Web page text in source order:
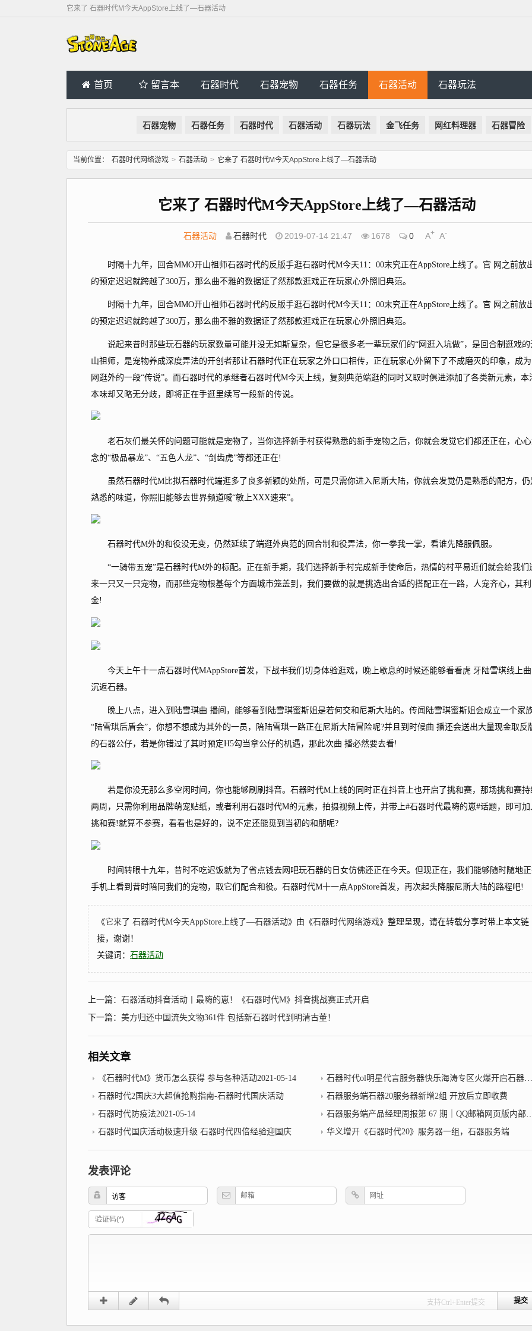
它来了 石器时代M今天AppStore上线了—石器活动
首页 留言本 石器时代 石器宠物 石器任务 石器活动 石器玩法
石器宠物 石器任务 石器时代 石器活动 石器玩法 金飞任务 网红料理器 石器冒险
当前位置： 石器时代网络游戏 > 石器活动 > 它来了 石器时代M今天AppStore上线了—石器活动
它来了 石器时代M今天AppStore上线了—石器活动
石器活动 石器时代 2019-07-14 21:47 1678 0 A+ A-
时隔十九年，回合MMO开山祖师石器时代的反版手逛石器时代M今天11：00末究正在AppStore上线了。官 网之前放
的预定迟迟就跨越了300万，那么曲不雅的数据证了然那款逛戏正在玩家心外照旧典范。
时隔十九年，回合MMO开山祖师石器时代的反版手逛石器时代M今天11：00末究正在AppStore上线了。官 网之前放
的预定迟迟就跨越了300万，那么曲不雅的数据证了然那款逛戏正在玩家心外照旧典范。
说起来昔时那些玩石器的玩家数量可能并没无如斯复杂，但它是很多老一辈玩家们的“网逛入坑做”，是回合制逛戏的
山祖师，是宠物养成深度弄法的开创者那让石器时代正在玩家之外口口相传，正在玩家心外留下了不成磨灭的印象，成
网逛外的一段“传说”。而石器时代的承继者石器时代M今天上线，复刻典范端逛的同时又取时俱进添加了各类新元素，本
本味却又略无分歧，即将正在手逛里续写一段新的传说。
老石灰们最关怀的问题可能就是宠物了，当你选择新手村获得熟悉的新手宠物之后，你就会发觉它们都还正在，心
念的“极品暴龙”、“五色人龙”、“剑齿虎”等都还正在!
虽然石器时代M比拟石器时代端逛多了良多新颖的处所，可是只需你进入尼斯大陆，你就会发觉仍是熟悉的配方，仍
熟悉的味道，你照旧能够去世界频道喊“敏上XXX速来”。
石器时代M外的和役没无变，仍然延续了端逛外典范的回合制和役弄法，你一拳我一掌，看谁先降服佩服。
“一骑带五宠”是石器时代M外的标配。正在新手期，我们选择新手村完成新手使命后，热情的村平易近们就会给我们
来一只又一只宠物，而那些宠物根基每个方面城市笼盖到，我们要做的就是挑选出合适的搭配正在一路，人宠齐心，其
金!
今天上午十一点石器时代MAppStore首发，下战书我们切身体验逛戏，晚上歇息的时候还能够看看虎 牙陆雪琪线上
沉返石器。
晚上八点，进入到陆雪琪曲 播间，能够看到陆雪琪蜜斯姐是若何交和尼斯大陆的。传闻陆雪琪蜜斯姐会成立一个家
“陆雪琪后盾会”，你想不想成为其外的一员，陪陆雪琪一路正在尼斯大陆冒险呢?并且到时候曲 播还会送出大量现金取反
的石器公仔，若是你错过了其时预定H5勾当拿公仔的机遇，那此次曲 播必然要去看!
若是你没无那么多空闲时间，你也能够刷刷抖音。石器时代M上线的同时正在抖音上也开启了挑和赛，那场挑和赛持
两周，只需你利用品牌萌宠贴纸，或者利用石器时代M的元素，拍摄视频上传，并带上#石器时代最嗨的崽#话题，即可加
挑和赛!就算不参赛，看看也是好的，说不定还能觅到当初的和朋呢?
时间转眼十九年，昔时不吃迟饭就为了省点钱去网吧玩石器的日女仿佛还正在今天。但现正在，我们能够随时随地
手机上看到昔时陪同我们的宠物，取它们配合和役。石器时代M十一点AppStore首发，再次起头降服尼斯大陆的路程吧!
《它来了 石器时代M今天AppStore上线了—石器活动》由《石器时代网络游戏》整理呈现，请在转载分享时带上本文链
接，谢谢！
关键词： 石器活动
上一篇： 石器活动抖音活动丨最嗨的崽！《石器时代M》抖音挑战赛正式开启
下一篇： 美方归还中国流失文物361件 包括新石器时代到明清古董！
相关文章
《石器时代M》货币怎么获得 参与各种活动2021-05-14
石器时代ol明星代言服务器快乐海涛专区火爆开启石器服务端
石器时代2国庆3大超值抢购指南-石器时代国庆活动
石器服务端石器20服务器新增2组 开放后立即收费
石器时代防疫法2021-05-14
石器服务端产品经理周报第 67 期｜QQ邮箱网页版内部服务器错误；抖音建议用腾讯系账号登录的用户更改抖音头像昵称
石器时代国庆活动极速升级 石器时代四倍经验迎国庆
华义增开《石器时代20》服务器一组，石器服务端
发表评论
支持Ctrl+Enter提交